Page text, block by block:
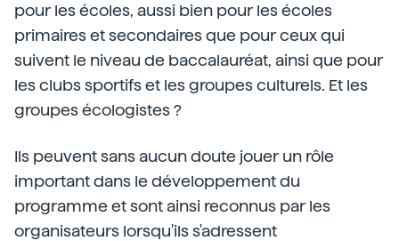
pour les écoles, aussi bien pour les écoles
primaires et secondaires que pour ceux qui
suivent le niveau de baccalauréat, ainsi que pour
les clubs sportifs et les groupes culturels. Et les
groupes écologistes ?
Ils peuvent sans aucun doute jouer un rôle
important dans le développement du
programme et sont ainsi reconnus par les
organisateurs lorsqu'ils s'adressent